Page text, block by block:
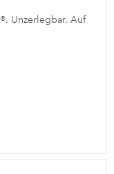
Unzerlegbar. Auf